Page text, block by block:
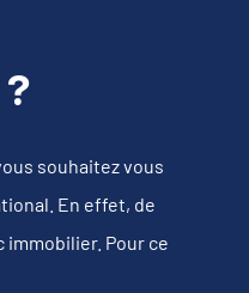
souhaitez vous
En effet, de
Pour ce